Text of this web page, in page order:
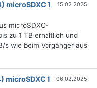
microSDXC 1
15.02.2025
microSDXC-
zu 1 TB erhältlich und
s wie beim Vorgänger aus
microSDXC 1
06.02.2025